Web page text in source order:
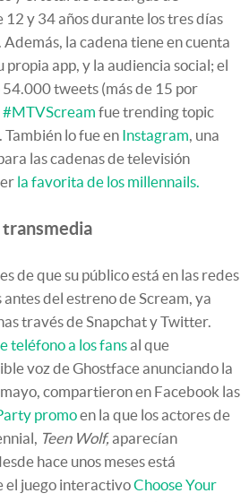
y 34 años durante los tres días
la cadena tiene en cuenta
propia app, y la audiencia social; el
tweets (más de 15 por
#MTVScream fue trending topic
lo fue en Instagram , una
las cadenas de televisión
la favorita de los millennails.
transmedia
de que su público está en las redes
antes del estreno de Scream, ya
través de Snapchat y Twitter.
teléfono a los fansal que
voz de Ghostface anunciando la
compartieron en Facebook las
promoen la que los actores de
Teen Wolf,aparecían
hace unos meses está
el juego interactivoChoose Your